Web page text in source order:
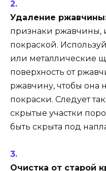
Удаление
признаки ржавчины,
покраской.
или металлические
поверхность от
ржавчину, чтобы она
покраски. Следует
скрытые участки
быть скрыта под
Очистка от старой